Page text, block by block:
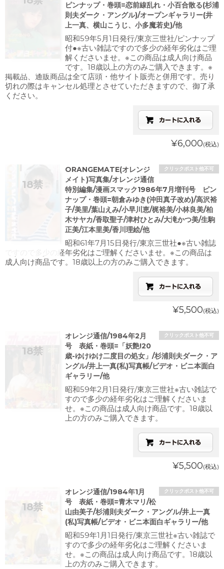
ピンナップ・巻頭=恋前線乱れ・小百合散る(杉浦
則夫ダーク・アングル)/オープンギャラリー(井
上一真、横山こうじ、小多魔若史)/他
昭和59年5月1日発行/東京三世社/ピンナップ
付●※古い雑誌ですので多少の経年劣化はご理
解くださいませ。※この商品は成人向け商品
です。18歳以上の方のみご購入できます。※
掲載品、通販商品は全て店頭・他サイト販売と併用です。売り
切れの際はキャンセル処理とさせていただきますので、御了承
ください。
¥6,000(税込)
クリックポスト他不可
ORANGEMATE(オレンジ
メイト)写真集/オレンジ通信
特別編集/漫画スマック1986年7月増刊号 ピン
ナップ・巻頭=朝倉みゆき(沖田真子改め)/高沢裕
子/美里/葉山えみ/小早川恵/梶裕美/小林良美/柏
木サヤカ/香取聖子/津村ひとみ/大滝かつ美/生駒
正美/江本里美/香川理絵/他
昭和61年7月15日発行/東京三世社●※古い雑誌
ですので多少の経年劣化はご理解くださいませ。※この商品は
成人向け商品です。18歳以上の方のみご購入できます。
¥5,500(税込)
クリックポスト他不可
オレンジ通信/1984年2月
号 表紙・巻頭=「妖艶!20
歳-ゆけゆけ二度目の処女」/杉浦則夫ダーク・ア
ングル/井上一真(私)写真帳/ビデオ・ビニ本面白
ギャラリー/他
昭和59年2月1日発行/東京三世社※古い雑誌で
すので多少の経年劣化はご理解くださいま
せ。※この商品は成人向け商品です。18歳以
上の方のみご購入できます。
¥5,500(税込)
クリックポスト他不可
オレンジ通信/1984年1月
号 表紙・巻頭=青木マリ/松
山由美子/杉浦則夫ダーク・アングル/井上一真
(私)写真帳/ビデオ・ビニ本面白ギャラリー/他
昭和59年1月1日発行/東京三世社※古い雑誌で
すので多少の経年劣化はご理解くださいま
せ。※この商品は成人向け商品です。18歳以
上の方のみご購入できます。